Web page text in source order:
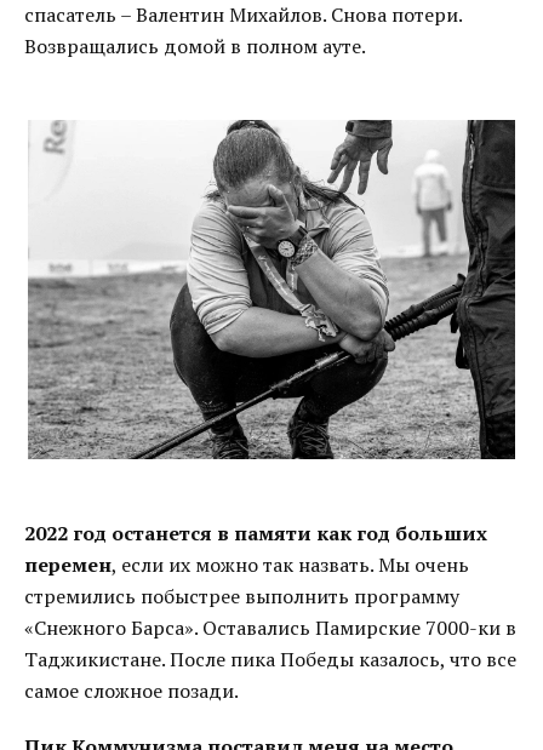
спасатель – Валентин Михайлов. Снова потери.
Возвращались домой в полном ауте.
2022 год останется в памяти как год больших
перемен, если их можно так назвать. Мы очень
стремились побыстрее выполнить программу
«Снежного Барса». Оставались Памирские 7000-ки в
Таджикистане. После пика Победы казалось, что все
самое сложное позади.